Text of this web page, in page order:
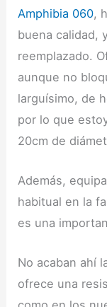
Amphibia 060,
buena calidad,
reemplazado.
aunque no
larguísimo, de
por lo que
20cm de
Además,
habitual en la
es una
No acaban ahí
ofrece una